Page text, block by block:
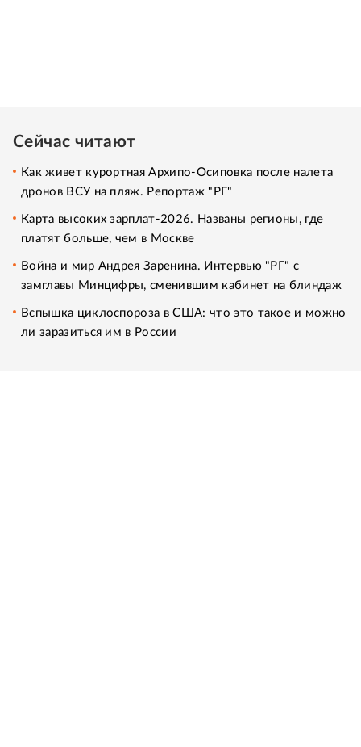
Сейчас читают
Как живет курортная Архипо-Осиповка после налета
дронов ВСУ на пляж. Репортаж "РГ"
Карта высоких зарплат-2026. Названы регионы, где
платят больше, чем в Москве
Война и мир Андрея Заренина. Интервью "РГ" с
замглавы Минцифры, сменившим кабинет на блиндаж
Вспышка циклоспороза в США: что это такое и можно
ли заразиться им в России